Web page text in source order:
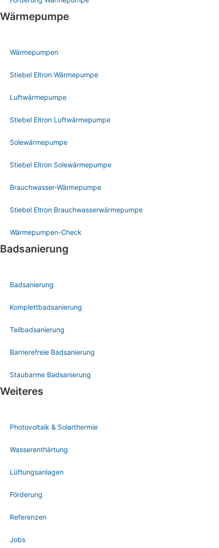
Wärmepumpe
Wärmepumpen
Stiebel Eltron Wärmepumpe
Luftwärmepumpe
Stiebel Eltron Luftwärmepumpe
Solewärmepumpe
Stiebel Eltron Solewärmepumpe
Brauchwasser-Wärmepumpe
Stiebel Eltron Brauchwasserwärmepumpe
Wärmepumpen-Check
Badsanierung
Badsanierung
Komplettbadsanierung
Teilbadsanierung
Barrierefreie Badsanierung
Staubarme Badsanierung
Weiteres
Photovoltaik & Solarthermie
Wasserenthärtung
Lüftungsanlagen
Förderung
Referenzen
Jobs